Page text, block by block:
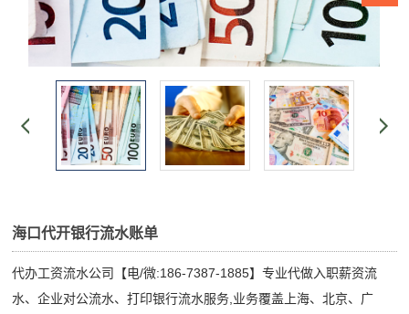
海口代开银行流水账单
代办工资流水公司【电/微:186-7387-1885】专业代做入职薪资流
水、企业对公流水、打印银行流水服务,业务覆盖上海、北京、广